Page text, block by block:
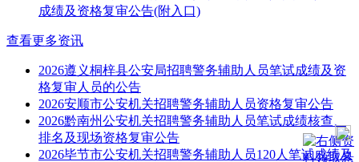
成绩及资格复审公告(附入口)
查看更多资讯
2026遵义桐梓县公安局招聘警务辅助人员笔试成绩及资
格复审人员的公告
2026安顺市公安机关招聘警务辅助人员资格复审公告
2026黔南州公安机关招聘警务辅助人员笔试成绩核查、
排名及现场资格复审公告
2026毕节市公安机关招聘警务辅助人员120人笔试成绩及